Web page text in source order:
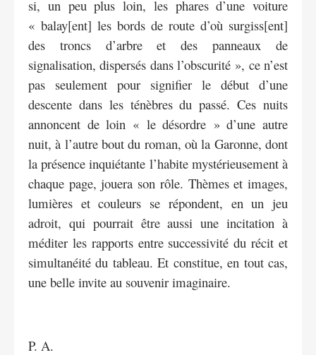
si, un peu plus loin, les phares d’une voiture
« balay[ent] les bords de route d’où surgiss[ent]
des troncs d’arbre et des panneaux de
signalisation, dispersés dans l’obscurité », ce n’est
pas seulement pour signifier le début d’une
descente dans les ténèbres du passé. Ces nuits
annoncent de loin « le désordre » d’une autre
nuit, à l’autre bout du roman, où la Garonne, dont
la présence inquiétante l’habite mystérieusement à
chaque page, jouera son rôle. Thèmes et images,
lumières et couleurs se répondent, en un jeu
adroit, qui pourrait être aussi une incitation à
méditer les rapports entre successivité du récit et
simultanéité du tableau. Et constitue, en tout cas,
une belle invite au souvenir imaginaire.
P. A.